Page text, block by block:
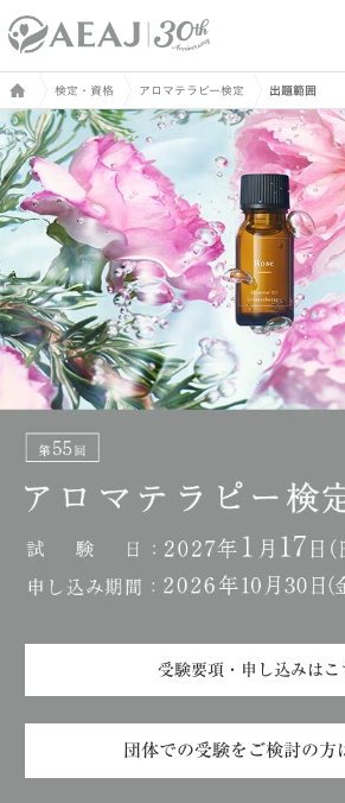
検定・資格 アロマテラピー検定 出題範囲
受験要項・申し込みはこ
団体での受験をご検討の方